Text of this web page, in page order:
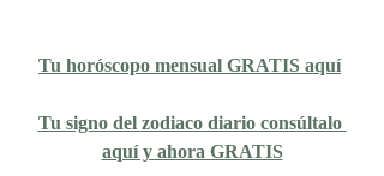
Tu horóscopo mensual GRATIS aquí
Tu signo del zodiaco diario consúltalo
aquí y ahora GRATIS